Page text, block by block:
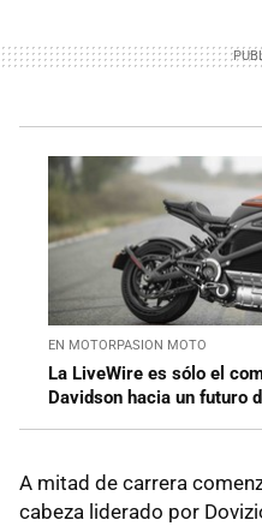
EN MOTORPASION MOTO
La LiveWire es sólo el
Davidson hacia un futuro
A mitad de carrera
cabeza liderado por